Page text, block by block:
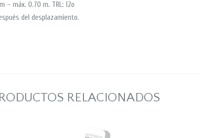
– máx. 0.70 m. TRL: 12o
del desplazamiento.
RELACIONADOS